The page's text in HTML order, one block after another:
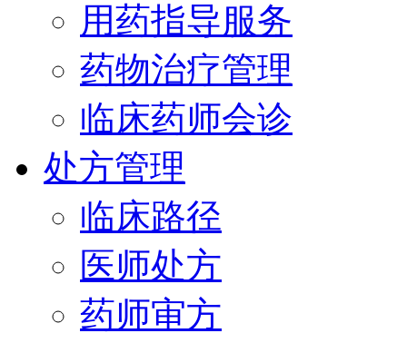
用药指导服务
药物治疗管理
临床药师会诊
处方管理
临床路径
医师处方
药师审方